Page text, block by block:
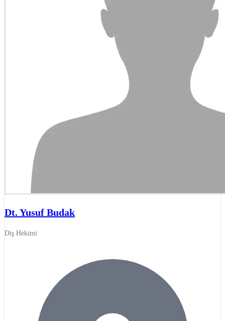
Dt. Yusuf Budak
Diş Hekimi